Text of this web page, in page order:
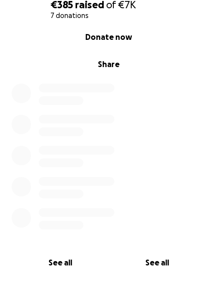
€385 raised of€7K
7 donations
Share
Donate now
See all See all